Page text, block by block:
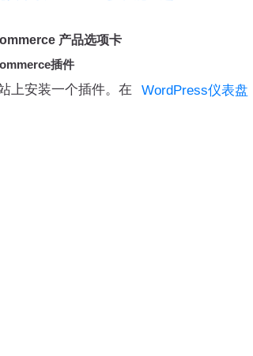
产品选项卡
插件
安装一个插件。在 WordPress仪表盘